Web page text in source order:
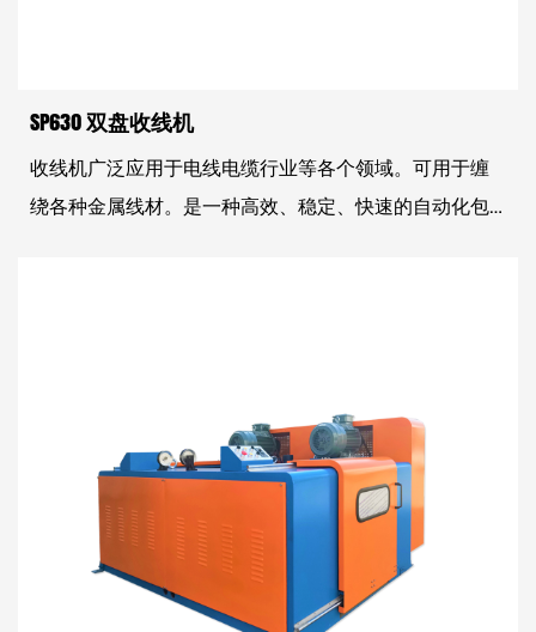
SP630 双盘收线机
收线机广泛应用于电线电缆行业等各个领域。可用于缠
绕各种金属线材。是一种高效、稳定、快速的自动化包